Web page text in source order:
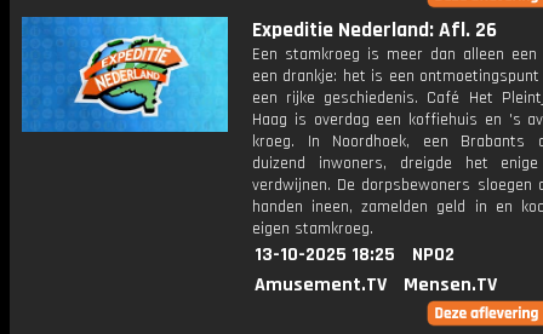
Expeditie Nederland: Afl. 26
Een stamkroeg is meer dan alleen een
een drankje: het is een
een rijke geschiedenis. Café Het
Haag is overdag een koffiehuis en 's
kroeg. In Noordhoek, een Brabants
duizend inwoners, dreigde het
verdwijnen. De dorpsbewoners sloegen
handen ineen, zamelden geld in en
eigen stamkroeg.
13-10-2025 18:25
NPO2
Amusement.TV
Mensen.TV